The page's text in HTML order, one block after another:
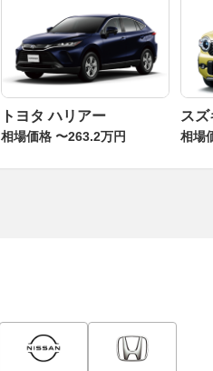
トヨタ ハリアー
相場価格 〜263.2万円
ス
相場